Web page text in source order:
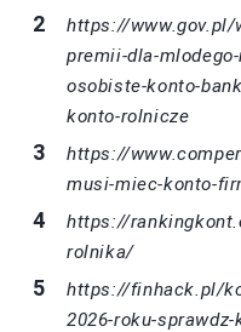
https://www.gov.pl/
premii-dla-
osobiste-konto-
konto-rolnicze
https://
musi-miec-konto-
https://
rolnika/
https://finhack.pl/
2026-roku-